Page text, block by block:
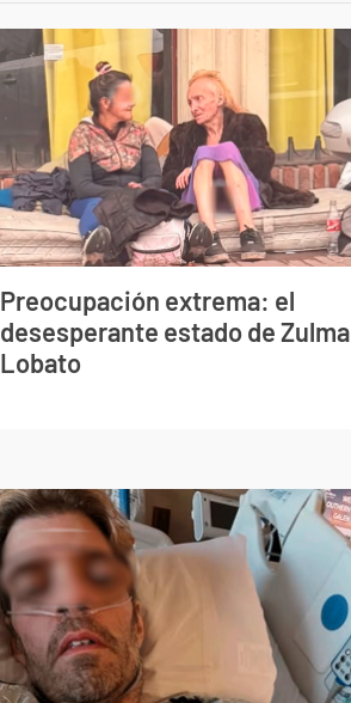
Preocupación extrema: el
desesperante estado de Zulma
Lobato